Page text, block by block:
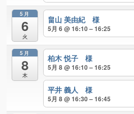
5月
6
火
畠山 美由紀 様
5月 6 @ 16:10 – 16:25
5月
8
木
柏木 悦子 様
5月 8 @ 16:10 – 16:25
平井 義人 様
5月 8 @ 16:30 – 16:45